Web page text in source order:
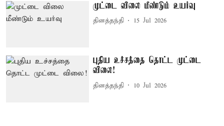
முட்டை விலை மீண்டும் உயர்வு
தினத்தந்தி 15 Jul 2026
புதிய உச்சத்தை தொட்ட முட்டை
விலை!
தினத்தந்தி 10 Jul 2026